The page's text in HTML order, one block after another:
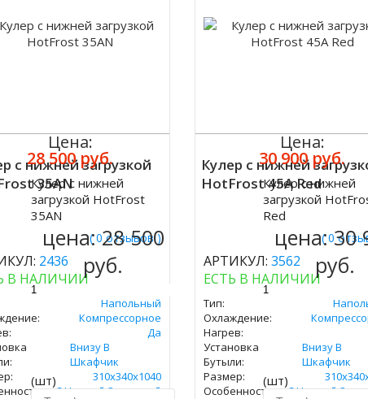
с нижней загрузкой
35AN
( 0 отзывов )
2436
В НАЛИЧИИ
Напольный
Компрессорное
Да
Внизу В
Шкафчик
310х340х1040
С Нижней Загрузкой
Цена:
28 500 руб.
Кулер с нижней
загрузкой HotFrost
35AN
цена:28 500
руб.
(шт)
Кулер с нижней
HotFrost 45A Red
( 0
АРТИКУЛ: 3562
ЕСТЬ В НАЛИЧИИ
Тип:
Охлаждение:
Нагрев:
Установка
Бутыли:
Внизу В
Шкафчик
Размер:
Особенность:
С Нижней
Цена:
30 900 руб.
Купить
Кулер с нижней
загрузкой
Red
цена:30
руб.
(шт)